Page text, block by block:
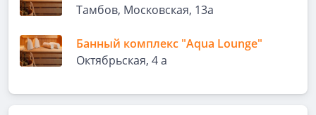
Тамбов, Московская, 13а
Банный комплекс "Aqua Lounge"
Октябрьская, 4 а